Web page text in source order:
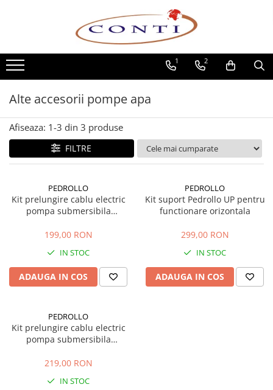
Toate Produsele
Casa si Gradina
Utilaje pentru gradina si accesorii
Atomizoare si Pulverizatoare
Despicatoare de lemne
Drujbe si fierastraie cu lant
Fierastraie pentru busteni
Foarfeci de gradina
Motocoase si accesorii
Motocositori
Motoburghie
Masini de batut stalpi
Sisteme combinate &
multifunctionale
Tractoare si Utilaje agricole
Accesorii utilaje de gradina
Articole de bucatarie
Afumatoare
1 2
Alte accesorii pompe apa
Afiseaza: 1-3 din 3 produse
FILTRE
PEDROLLO
Kit prelungire cablu electric
pompa submersibila
mm
199,00 RON
IN STOC
ADAUGA IN COS
PEDROLLO
Kit suport Pedrollo UP pentru
functionare orizontala
299,00 RON
IN STOC
ADAUGA IN COS
PEDROLLO
Kit prelungire cablu electric
pompa submersibila
219,00 RON
IN STOC